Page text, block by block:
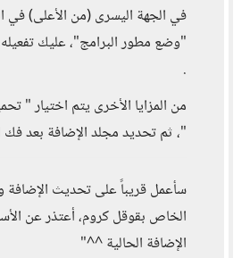
في الجهة اليسرى (من الأعلى) في
"وضع مطور البرامج"، عليك تفعيله
.
من المزايا الأخرى يتم اختيار "
"، ثم تحديد مجلد الإضافة بعد
سأعمل قريباً على تحديث الإضافة
الخاص بقوقل كروم، أعتذر عن
الإضافة الحالية ^^"